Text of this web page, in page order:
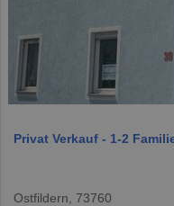
Privat Verkauf - 1-2
Ostfildern, 73760